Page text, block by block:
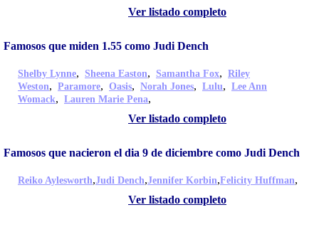
Ver listado completo
Famosos que miden 1.55 como Judi Dench
Shelby Lynne, Sheena Easton, Samantha Fox, Riley
Weston, Paramore, Oasis, Norah Jones, Lulu, Lee Ann
Womack, Lauren Marie Pena,
Ver listado completo
Famosos que nacieron el dia 9 de diciembre como Judi Dench
Reiko Aylesworth,Judi Dench,Jennifer Korbin,Felicity Huffman,
Ver listado completo